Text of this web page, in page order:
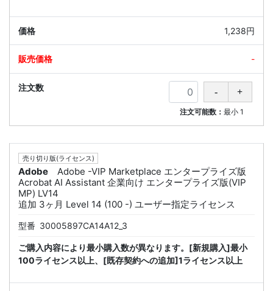
1,238円
-
注文可能数：最小 1
売り切り版(ライセンス)
Adobe
Adobe -VIP Marketplace エンタープライズ版
Acrobat AI Assistant 企業向け エンタープライズ版(VIP
MP) LV14
追加 3ヶ月 Level 14 (100 -) ユーザー指定ライセンス
型番 30005897CA14A12_3
ご購入内容により最小購入数が異なります。[新規購入]最小
100ライセンス以上、[既存契約への追加]1ライセンス以上